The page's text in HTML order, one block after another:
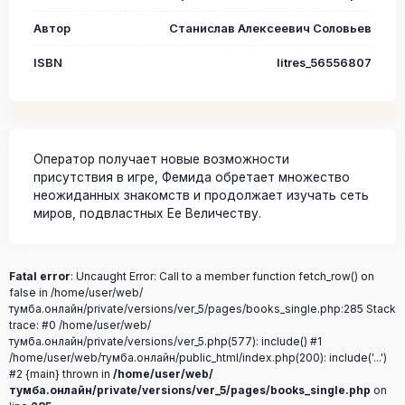
Автор Станислав Алексеевич Соловьев
ISBN litres_56556807
Оператор получает новые возможности
присутствия в игре, Фемида обретает множество
неожиданных знакомств и продолжает изучать сеть
миров, подвластных Ее Величеству.
Fatal error: Uncaught Error: Call to a member function fetch_row() on
false in /home/user/web/
тумба.онлайн/private/versions/ver_5/pages/books_single.php:285 Stack
trace: #0 /home/user/web/
тумба.онлайн/private/versions/ver_5.php(577): include() #1
/home/user/web/тумба.онлайн/public_html/index.php(200): include('...')
#2 {main} thrown in /home/user/web/
тумба.онлайн/private/versions/ver_5/pages/books_single.php on